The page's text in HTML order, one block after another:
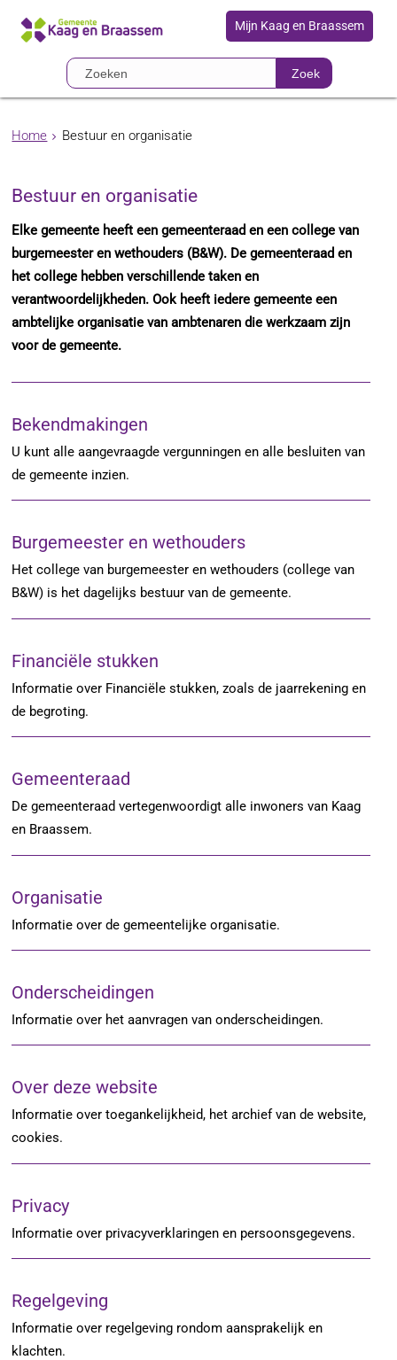
Mijn Kaag en Braassem
Zoek
Home Bestuur en organisatie
Bestuur en organisatie
Elke gemeente heeft een gemeenteraad en een college van
burgemeester en wethouders (B&W). De gemeenteraad en
het college hebben verschillende taken en
verantwoordelijkheden. Ook heeft iedere gemeente een
ambtelijke organisatie van ambtenaren die werkzaam zijn
voor de gemeente.
Bekendmakingen
U kunt alle aangevraagde vergunningen en alle besluiten van
de gemeente inzien.
Burgemeester en wethouders
Het college van burgemeester en wethouders (college van
B&W) is het dagelijks bestuur van de gemeente.
Financiële stukken
Informatie over Financiële stukken, zoals de jaarrekening en
de begroting.
Gemeenteraad
De gemeenteraad vertegenwoordigt alle inwoners van Kaag
en Braassem.
Organisatie
Informatie over de gemeentelijke organisatie.
Onderscheidingen
Informatie over het aanvragen van onderscheidingen.
Over deze website
Informatie over toegankelijkheid, het archief van de website,
cookies.
Privacy
Informatie over privacyverklaringen en persoonsgegevens.
Regelgeving
Informatie over regelgeving rondom aansprakelijk en
klachten.